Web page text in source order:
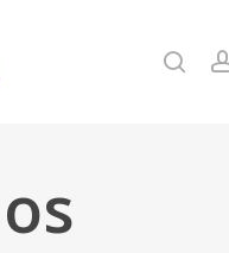
search